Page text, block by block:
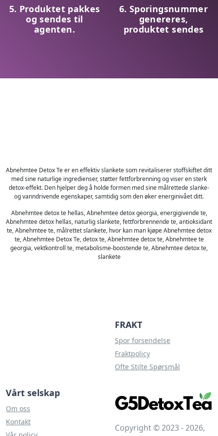
5. Produktet pakkes
og sendes til
agenten.
6. Sporingsnummer
genereres,
produktet sendes
Abnehmtee Detox Te er en effektiv slankete som revitaliserer stoffskiftet ditt
med sine naturlige ingredienser, støtter fettforbrenning og viser en sterk
detox-effekt. Den hjelper deg å holde formen med sine målrettede slanke-
og vanndrivende egenskaper, samtidig som den øker energinivået ditt.
Abnehmtee detox te hellas, Abnehmtee detox georgia, energigivende te,
Abnehmtee detox hellas, naturlig slankete, fettforbrennende te, antioksidant
te, Abnehmtee te, målrettet slankete, hvor kan man kjøpe Abnehmtee detox
te, Abnehmtee Detox Te, detox te, Abnehmtee detox te, Abnehmtee te
georgia, vektkontroll te, metabolisme-boostende te, Abnehmtee detox te,
slankete
FRAKT
Spor forsendelse
Fraktpolicy
Ofte Stilte Spørsmål
Vårt selskap
Om oss
Kontakt
Copyright © 2023 - 2026,